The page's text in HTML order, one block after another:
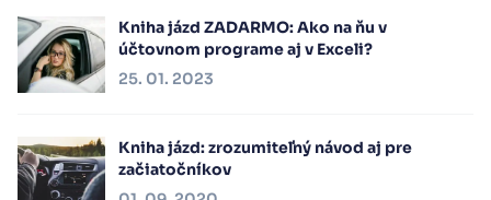
Kniha jázd ZADARMO: Ako na ňu v
účtovnom programe aj v Exceli?
25. 01. 2023
Kniha jázd: zrozumiteľný návod aj pre
začiatočníkov